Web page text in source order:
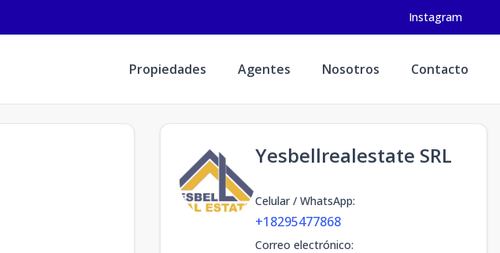
Instagram
Propiedades Agentes Nosotros Contacto
Yesbellrealestate SRL
Celular / WhatsApp:
+18295477868
Correo electrónico: